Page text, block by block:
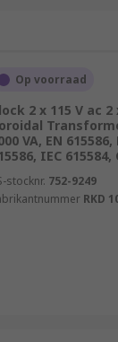
Op voorraad
2 x 115 V ac 2
VA, EN 615586,
IEC 615584,
stocknr. 752-9249
RKD